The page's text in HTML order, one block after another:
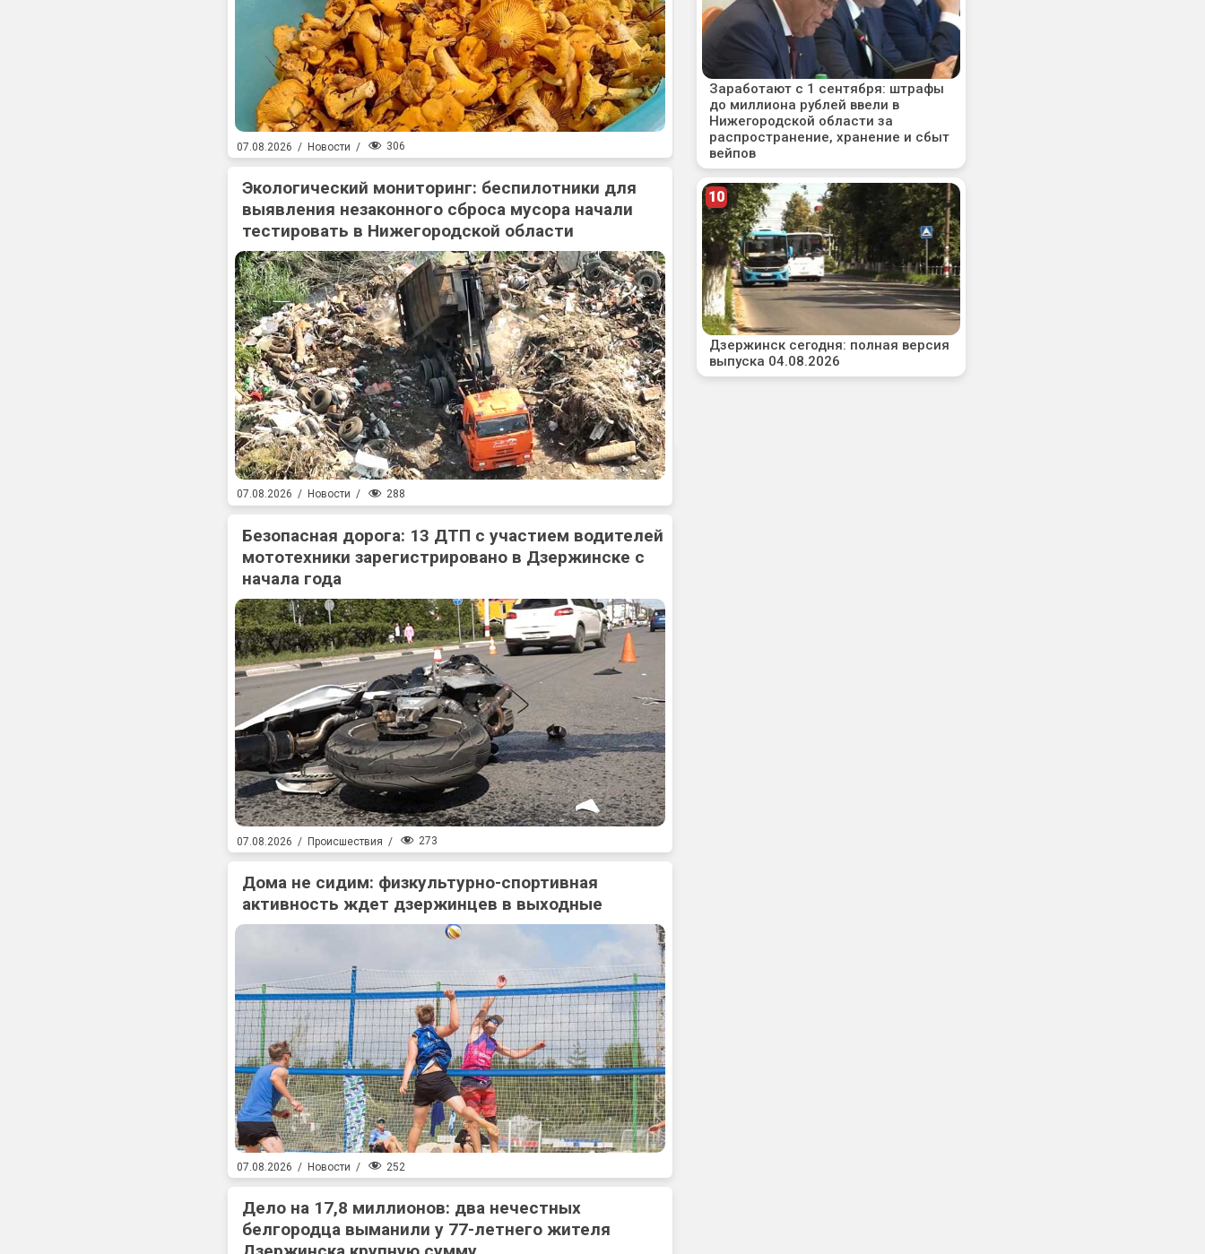
07.08.2026 / Новости / 306
Экологический мониторинг: беспилотники для
выявления незаконного сброса мусора начали
тестировать в Нижегородской области
07.08.2026 / Новости / 288
Безопасная дорога: 13 ДТП с участием водителей
мототехники зарегистрировано в Дзержинске с
начала года
07.08.2026 / Происшествия / 273
Дома не сидим: физкультурно-спортивная
активность ждет дзержинцев в выходные
07.08.2026 / Новости / 252
Дело на 17,8 миллионов: два нечестных
белгородца выманили у 77-летнего жителя